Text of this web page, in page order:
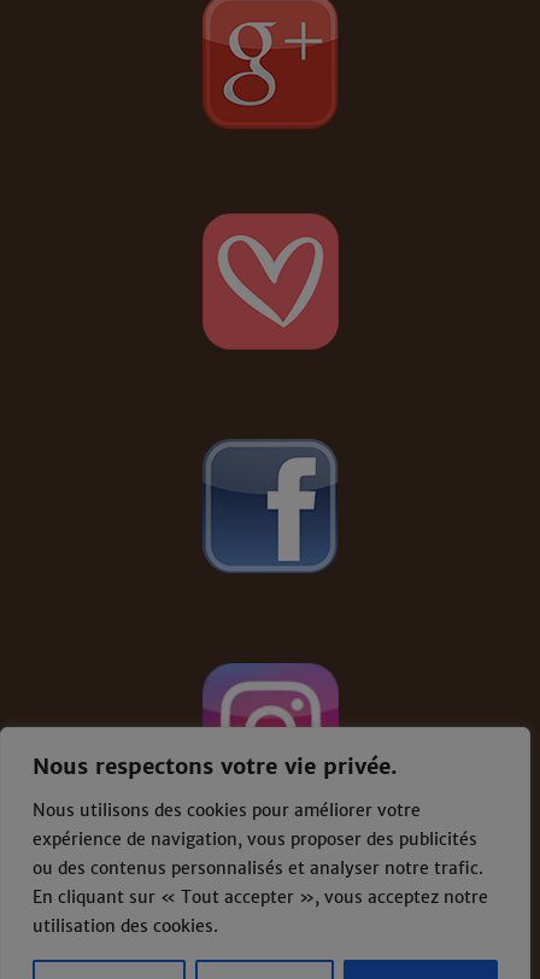
Nous respectons votre vie privée.
Nous utilisons des cookies pour améliorer votre
expérience de navigation, vous proposer des publicités
ou des contenus personnalisés et analyser notre trafic.
En cliquant sur « Tout accepter », vous acceptez notre
utilisation des cookies.
Conditions générales de vente-Mentions
Ceci fermera dans secondes